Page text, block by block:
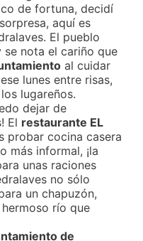
de fortuna, decidí
aquí es
El pueblo
nota el cariño que
al cuidar
lunes entre risas,
lugareños.
dejar de
El restaurante EL
probar cocina casera
más informal, ¡la
unas raciones
no sólo
un chapuzón,
río que
de